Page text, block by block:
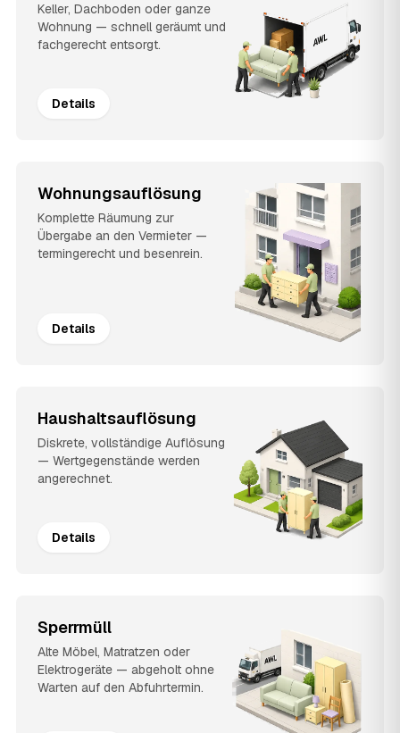
Keller, Dachboden oder ganze
Wohnung — schnell geräumt und
fachgerecht entsorgt.
Details
Wohnungsauflösung
Komplette Räumung zur
Übergabe an den Vermieter —
termingerecht und besenrein.
Details
Haushaltsauflösung
Diskrete, vollständige Auflösung
— Wertgegenstände werden
angerechnet.
Details
Sperrmüll
Alte Möbel, Matratzen oder
Elektrogeräte — abgeholt ohne
Warten auf den Abfuhrtermin.